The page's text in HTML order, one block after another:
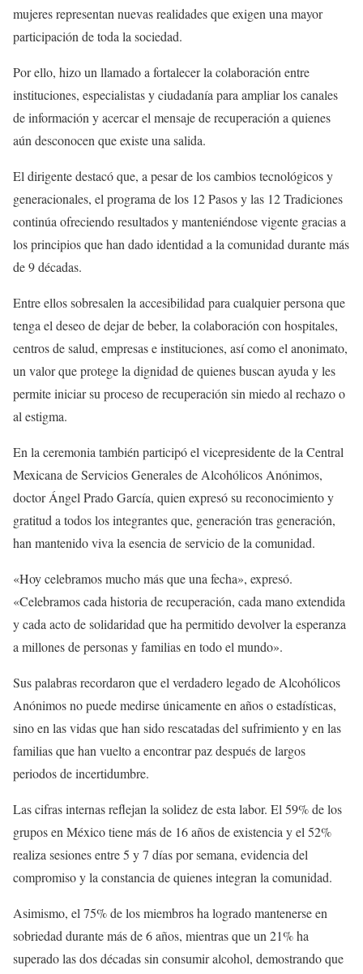
mujeres representan nuevas realidades que exigen una mayor
participación de toda la sociedad.
Por ello, hizo un llamado a fortalecer la colaboración entre
instituciones, especialistas y ciudadanía para ampliar los canales
de información y acercar el mensaje de recuperación a quienes
aún desconocen que existe una salida.
El dirigente destacó que, a pesar de los cambios tecnológicos y
generacionales, el programa de los 12 Pasos y las 12 Tradiciones
continúa ofreciendo resultados y manteniéndose vigente gracias a
los principios que han dado identidad a la comunidad durante más
de 9 décadas.
Entre ellos sobresalen la accesibilidad para cualquier persona que
tenga el deseo de dejar de beber, la colaboración con hospitales,
centros de salud, empresas e instituciones, así como el anonimato,
un valor que protege la dignidad de quienes buscan ayuda y les
permite iniciar su proceso de recuperación sin miedo al rechazo o
al estigma.
En la ceremonia también participó el vicepresidente de la Central
Mexicana de Servicios Generales de Alcohólicos Anónimos,
doctor Ángel Prado García, quien expresó su reconocimiento y
gratitud a todos los integrantes que, generación tras generación,
han mantenido viva la esencia de servicio de la comunidad.
«Hoy celebramos mucho más que una fecha», expresó.
«Celebramos cada historia de recuperación, cada mano extendida
y cada acto de solidaridad que ha permitido devolver la esperanza
a millones de personas y familias en todo el mundo».
Sus palabras recordaron que el verdadero legado de Alcohólicos
Anónimos no puede medirse únicamente en años o estadísticas,
sino en las vidas que han sido rescatadas del sufrimiento y en las
familias que han vuelto a encontrar paz después de largos
periodos de incertidumbre.
Las cifras internas reflejan la solidez de esta labor. El 59% de los
grupos en México tiene más de 16 años de existencia y el 52%
realiza sesiones entre 5 y 7 días por semana, evidencia del
compromiso y la constancia de quienes integran la comunidad.
Asimismo, el 75% de los miembros ha logrado mantenerse en
sobriedad durante más de 6 años, mientras que un 21% ha
superado las dos décadas sin consumir alcohol, demostrando que